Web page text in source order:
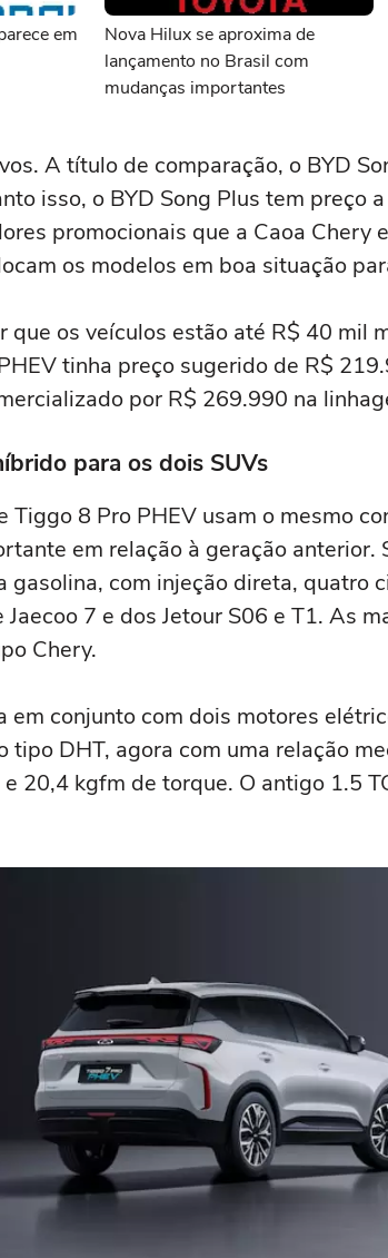
em
Nova Hilux se aproxima de
lançamento no Brasil com
mudanças importantes
A título de comparação, o BYD
isso, o BYD Song Plus tem preço
promocionais que a Caoa Chery
os modelos em boa situação
que os veículos estão até R$ 40 mil
tinha preço sugerido de R$
por R$ 269.990 na
para os dois SUVs
Tiggo 8 Pro PHEV usam o mesmo
em relação à geração anterior.
gasolina, com injeção direta, quatro
7 e dos Jetour S06 e T1. As
Chery.
em conjunto com dois motores
tipo DHT, agora com uma relação
20,4 kgfm de torque. O antigo 1.5